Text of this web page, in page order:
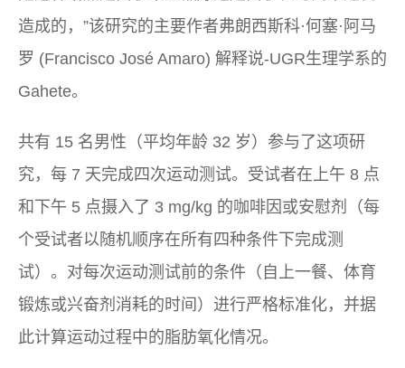
造成的，”该研究的主要作者弗朗西斯科·何塞·阿马
罗 (Francisco José Amaro) 解释说-UGR生理学系的
Gahete。
共有 15 名男性（平均年龄 32 岁）参与了这项研
究，每 7 天完成四次运动测试。受试者在上午 8 点
和下午 5 点摄入了 3 mg/kg 的咖啡因或安慰剂（每
个受试者以随机顺序在所有四种条件下完成测
试）。对每次运动测试前的条件（自上一餐、体育
锻炼或兴奋剂消耗的时间）进行严格标准化，并据
此计算运动过程中的脂肪氧化情况。